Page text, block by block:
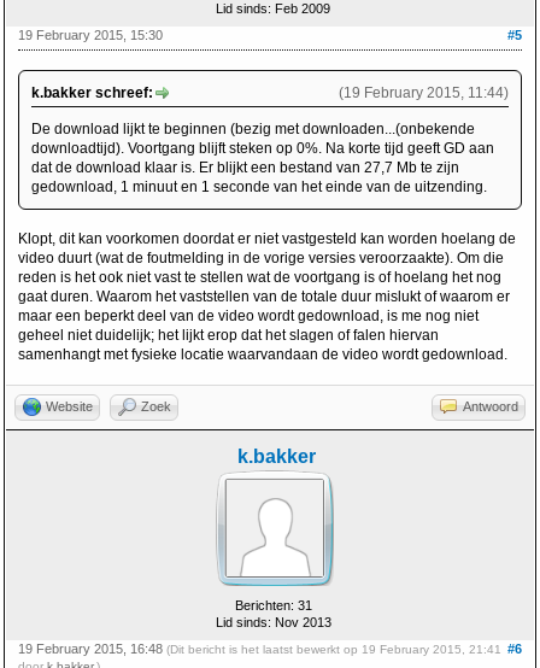
Lid sinds: Feb 2009
#5
19 February 2015, 15:30
(19 February 2015, 11:44)
k.bakker schreef:
De download lijkt te beginnen (bezig met downloaden...(onbekende
downloadtijd). Voortgang blijft steken op 0%. Na korte tijd geeft GD aan
dat de download klaar is. Er blijkt een bestand van 27,7 Mb te zijn
gedownload, 1 minuut en 1 seconde van het einde van de uitzending.
Klopt, dit kan voorkomen doordat er niet vastgesteld kan worden hoelang de
video duurt (wat de foutmelding in de vorige versies veroorzaakte). Om die
reden is het ook niet vast te stellen wat de voortgang is of hoelang het nog
gaat duren. Waarom het vaststellen van de totale duur mislukt of waarom er
maar een beperkt deel van de video wordt gedownload, is me nog niet
geheel niet duidelijk; het lijkt erop dat het slagen of falen hiervan
samenhangt met fysieke locatie waarvandaan de video wordt gedownload.
Website Zoek Antwoord
k.bakker
Berichten: 31
Lid sinds: Nov 2013
#6
19 February 2015, 16:48 (Dit bericht is het laatst bewerkt op 19 February 2015, 21:41